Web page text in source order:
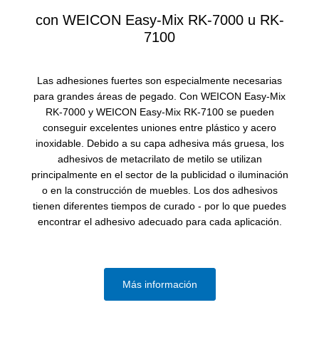
con WEICON Easy-Mix RK-7000 u RK-
7100
Las adhesiones fuertes son especialmente necesarias
para grandes áreas de pegado. Con WEICON Easy-Mix
RK-7000 y WEICON Easy-Mix RK-7100 se pueden
conseguir excelentes uniones entre plástico y acero
inoxidable. Debido a su capa adhesiva más gruesa, los
adhesivos de metacrilato de metilo se utilizan
principalmente en el sector de la publicidad o iluminación
o en la construcción de muebles. Los dos adhesivos
tienen diferentes tiempos de curado - por lo que puedes
encontrar el adhesivo adecuado para cada aplicación.
Más información